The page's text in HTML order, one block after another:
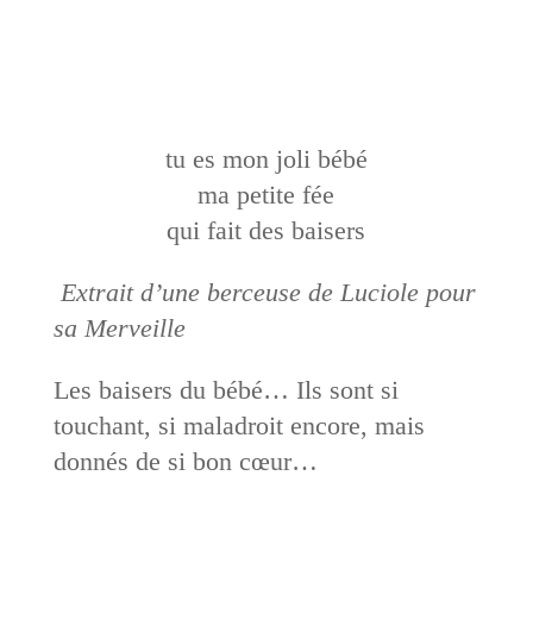
tu es mon joli bébé
ma petite fée
qui fait des baisers
Extrait d’une berceuse de Luciole pour
sa Merveille
Les baisers du bébé… Ils sont si
touchant, si maladroit encore, mais
donnés de si bon cœur…